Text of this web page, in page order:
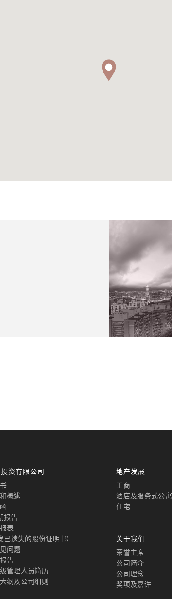
资有限公司
概述
报告
表
已遗失的股份证明书)
问题
告
管理人员简历
纲及公司细则
地产发展
工商
酒店及服务式公寓
住宅
关于我们
荣誉主席
公司简介
公司理念
奖项及嘉许